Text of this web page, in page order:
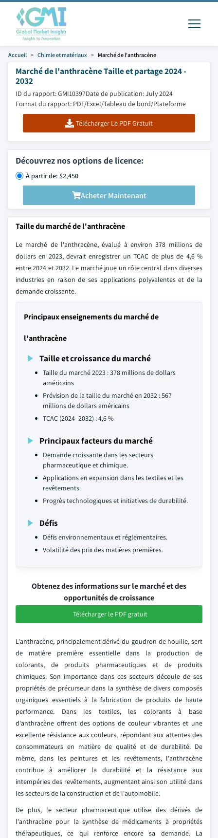
Accueil Chimie et matériaux Marché de l'anthracène
Marché de l'anthracène Taille et partage 2024 -
2032
ID du rapport: GMI10397Date de publication: July 2024
Format du rapport: PDF/Excel/Tableau de bord/Plateforme
Télécharger Le PDF Gratuit
Découvrez nos options de licence:
À partir de: $2,450
Acheter Maintenant
Taille du marché de l'anthracène
Le marché de l'anthracène, évalué à environ 378 millions de
dollars en 2023, devrait enregistrer un TCAC de plus de 4,6 %
entre 2024 et 2032. Le marché joue un rôle central dans diverses
industries en raison de ses applications polyvalentes et de la
demande croissante.
Principaux enseignements du marché de
l'anthracène
Taille et croissance du marché
Taille du marché 2023 : 378 millions de dollars
américains
Prévision de la taille du marché en 2032 : 567
millions de dollars américains
TCAC (2024–2032) : 4,6 %
Principaux facteurs du marché
Demande croissante dans les secteurs
pharmaceutique et chimique.
Applications en expansion dans les textiles et les
revêtements.
Progrès technologiques et initiatives de durabilité.
Défis
Défis environnementaux et réglementaires.
Volatilité des prix des matières premières.
Obtenez des informations sur le marché et des
opportunités de croissance
Télécharger le PDF gratuit
L'anthracène, principalement dérivé du goudron de houille, sert
de matière première essentielle dans la production de
colorants, de produits pharmaceutiques et de produits
chimiques. Son importance dans ces secteurs découle de ses
propriétés de précurseur dans la synthèse de divers composés
organiques essentiels à la fabrication de produits de haute
performance. Dans les textiles, les colorants à base
d'anthracène offrent des options de couleur vibrantes et une
excellente résistance aux couleurs, répondant aux attentes des
consommateurs en matière de qualité et de durabilité. De
même, dans les peintures et les revêtements, l'anthracène
contribue à améliorer la durabilité et la résistance aux
intempéries des revêtements, augmentant ainsi son utilité dans
les secteurs de la construction et de l'automobile.
De plus, le secteur pharmaceutique utilise des dérivés de
l'anthracène pour la synthèse de médicaments à propriétés
thérapeutiques, ce qui renforce encore sa demande. La